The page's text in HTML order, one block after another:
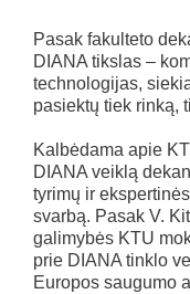
Pasak fakulteto
DIANA tikslas –
technologijas,
pasiektų tiek rinką,
Kalbėdama apie
DIANA veiklą
tyrimų ir
svarbą. Pasak V.
galimybės KTU
prie DIANA tinklo
Europos saugumo